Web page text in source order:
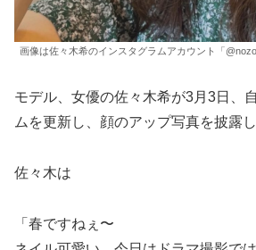
画像は佐々木希のインスタグラムアカウント「
モデル、女優の佐々木希が3月3日、
ムを更新し、顔のアップ写真を披露し
佐々木は
「春ですねぇ〜